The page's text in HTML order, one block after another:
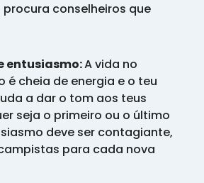
conselheiros que
entusiasmo:A vida no
é cheia de energia e o teu
a dar o tom aos teus
seja o primeiro ou o último
deve ser contagiante,
para cada nova